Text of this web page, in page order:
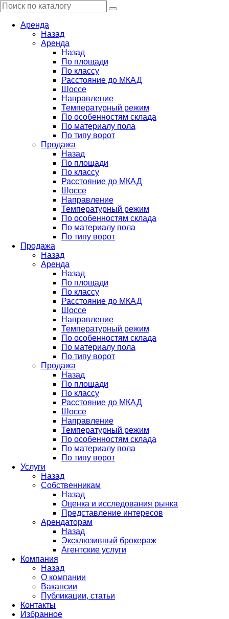
Аренда
Назад
Аренда
Назад
По площади
По классу
Расстояние до МКАД
Шоссе
Направление
Температурный режим
По особенностям склада
По материалу пола
По типу ворот
Продажа
Назад
По площади
По классу
Расстояние до МКАД
Шоссе
Направление
Температурный режим
По особенностям склада
По материалу пола
По типу ворот
Продажа
Назад
Аренда
Назад
По площади
По классу
Расстояние до МКАД
Шоссе
Направление
Температурный режим
По особенностям склада
По материалу пола
По типу ворот
Продажа
Назад
По площади
По классу
Расстояние до МКАД
Шоссе
Направление
Температурный режим
По особенностям склада
По материалу пола
По типу ворот
Услуги
Назад
Собственникам
Назад
Оценка и исследования рынка
Представление интересов
Арендаторам
Назад
Эксклюзивный брокераж
Агентские услуги
Компания
Назад
О компании
Вакансии
Публикации, статьи
Контакты
Избранное